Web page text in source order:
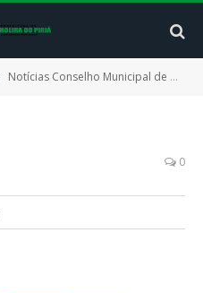
Notícias Conselho Municipal de Educação (CMECAP)
0